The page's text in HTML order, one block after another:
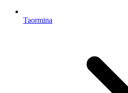
Taormina